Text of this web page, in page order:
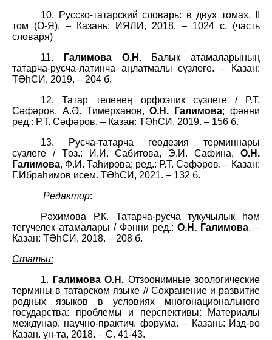
10.
Русско-татарский словарь: в двух томах. II
том (О-Я). – Казань: ИЯЛИ, 2018. – 1024 с. (часть
словаря)
11.
Галимова О.Н.
Балык атамаларының
татарча-русча-латинча аңлатмалы сүзлеге. – Казан:
ТӘһСИ, 2019. – 204 б.
12. Татар теленең орфоэпик сүзлеге / Р.Т.
Сәфәров, А.Ә. Тимерханов,О.Н. Галимова; фәнни
ред.: Р.Т. Сәфәров. – Казан: ТӘһСИ, 2019. – 156 б.
13. Русча-татарча геодезия терминнары
сүзлеге / Төз.: И.И. Сабитова, Э.И. Сафина, О.Н.
Галимова, Ф.И. Таһирова; ред.: Р.Т. Сәфәров. – Казан:
Г.Ибраһимов исем. ТӘһСИ, 2021. – 132 б.
Редактор:
Рәхимова Р.К. Татарча-русча тукучылык һәм
тегүчелек атамалары / Фәнни ред.: О.Н. Галимова. –
Казан: ТӘһСИ, 2018. – 208 б.
Статьи:
1.
Галимова О.Н. Отзоонимные зоологические
термины в татарском языке // Сохранение и развитие
родных языков в условиях многонационального
государства: проблемы и перспективы: Материалы
междунар. научно-практич. форума. – Казань: Изд-во
Казан. ун-та, 2018. – С. 41-43.